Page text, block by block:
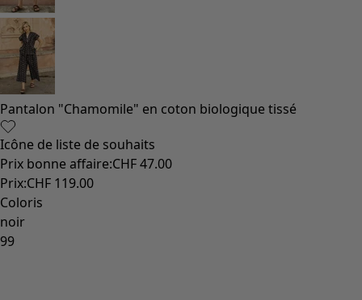
Collections
Dans l'univers du kimono
Monsoon
Étendues champêtres
Coimbatore